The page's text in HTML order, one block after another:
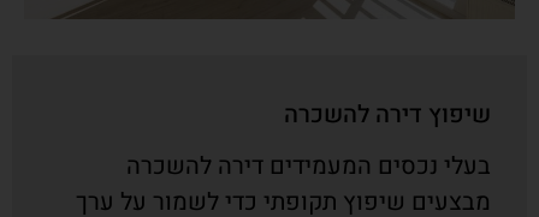
שיפוץ דירה להשכרה
בעלי נכסים המעמידים דירה להשכרה
מבצעים שיפוץ תקופתי כדי לשמור על ערך